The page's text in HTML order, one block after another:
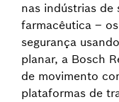
nas indústrias de
farmacêutica –
segurança
planar, a Bosch
de movimento
plataformas de